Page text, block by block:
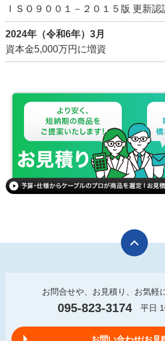
ＩＳＯ９００１－２０１５版 更新認
2024年（令和6年）3月
資本金5,000万円に増資
お問合せや、お見積り、お気軽
095-823-3174 平日
お問い合わせ/お見